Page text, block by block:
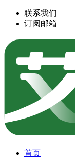
联系我们
订阅邮箱
首页